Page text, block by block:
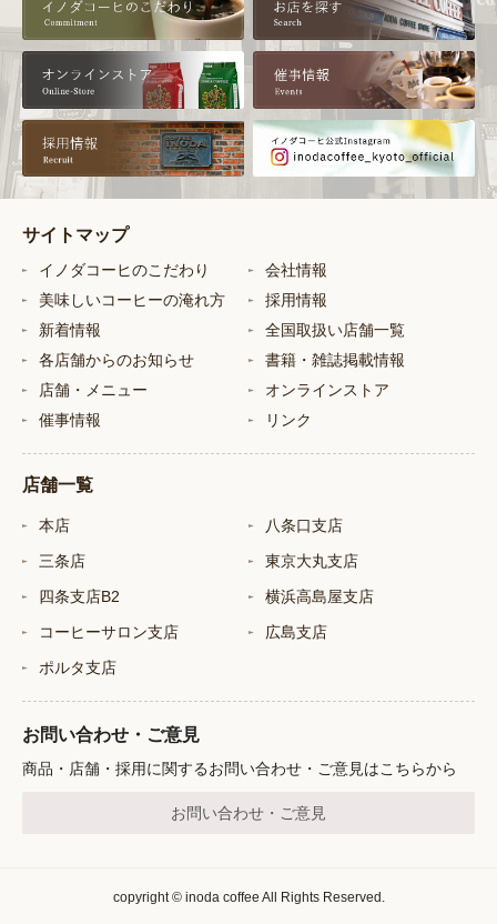
サイトマップ
イノダコーヒのこだわり
美味しいコーヒーの淹れ方
新着情報
各店舗からのお知らせ
店舗・メニュー
催事情報
会社情報
採用情報
全国取扱い店舗一覧
書籍・雑誌掲載情報
オンラインストア
リンク
店舗一覧
本店
三条店
四条支店B2
コーヒーサロン支店
ポルタ支店
八条口支店
東京大丸支店
横浜高島屋支店
広島支店
お問い合わせ・ご意見
商品・店舗・採用に関するお問い合わせ・ご意見はこちらから
お問い合わせ・ご意見
copyright © inoda coffee All Rights Reserved.